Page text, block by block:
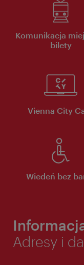
Komunikacja
bilety
Vienna City
Wiedeń bez
Adresy i